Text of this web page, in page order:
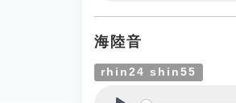
海陸音
rhin24 shin55